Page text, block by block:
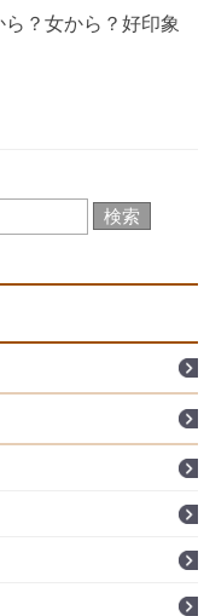
？女から？好印象